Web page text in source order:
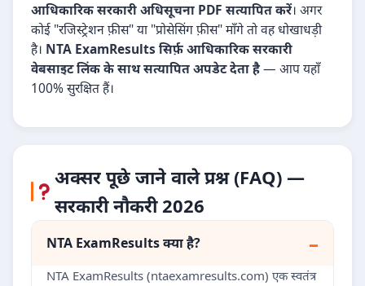
आधिकारिक सरकारी अधिसूचना PDF सत्यापित करें। अगर
कोई "रजिस्ट्रेशन फ़ीस" या "प्रोसेसिंग फ़ीस" माँगे तो वह धोखाधड़ी
है। NTA ExamResults सिर्फ़ आधिकारिक सरकारी
वेबसाइट लिंक के साथ सत्यापित अपडेट देता है— आप यहाँ
100% सुरक्षित हैं।
अक्सर पूछे जाने वाले प्रश्न (FAQ) —
सरकारी नौकरी 2026
NTA ExamResults क्या है?
NTA ExamResults (ntaexamresults.com) एक स्वतंत्र